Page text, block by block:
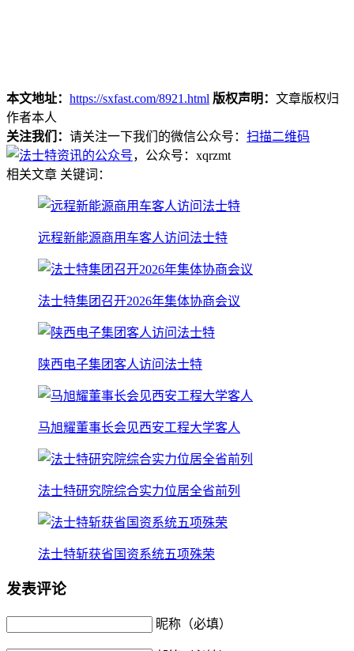
本文地址： https://sxfast.com/8921.html 版权声明： 文章版权归
作者本人
关注我们： 请关注一下我们的微信公众号： 扫描二维码
，公众号：xqrzmt
相关文章 关键词：
远程新能源商用车客人访问法士特
法士特集团召开2026年集体协商会议
陕西电子集团客人访问法士特
马旭耀董事长会见西安工程大学客人
法士特研究院综合实力位居全省前列
法士特斩获省国资系统五项殊荣
发表评论
昵称（必填）